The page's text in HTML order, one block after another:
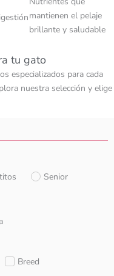
mantienen el pelaje
brillante y saludable
tu gato
especializados para cada
nuestra selección y elige
Senior
Breed